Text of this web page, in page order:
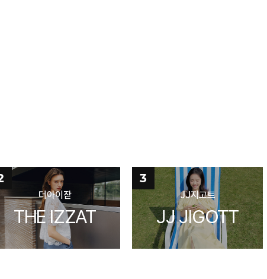
더아이잗
THE IZZAT
3
JJ지고트
JJ JIGOTT